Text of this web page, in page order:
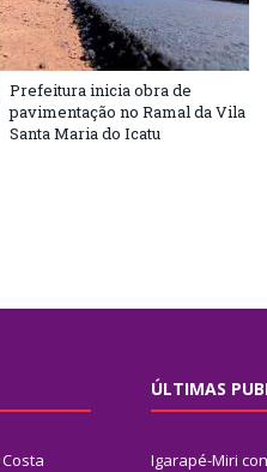
Prefeitura inicia obra de
pavimentação no Ramal da Vila
Santa Maria do Icatu
ÚLTIMAS
Igarapé-Miri